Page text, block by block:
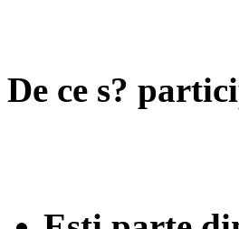
De ce s?